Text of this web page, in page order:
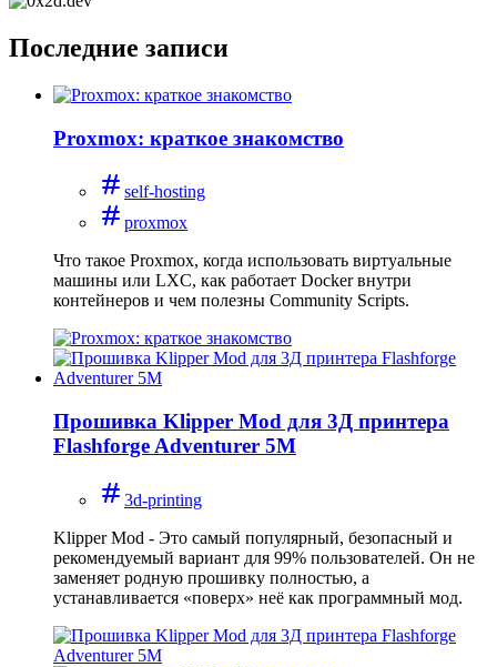
Последние записи
Proxmox: краткое знакомство
self-hosting
proxmox
Что такое Proxmox, когда использовать виртуальные
машины или LXC, как работает Docker внутри
контейнеров и чем полезны Community Scripts.
Прошивка Klipper Mod для 3Д принтера
Flashforge Adventurer 5M
3d-printing
Klipper Mod - Это самый популярный, безопасный и
рекомендуемый вариант для 99% пользователей. Он не
заменяет родную прошивку полностью, а
устанавливается «поверх» неё как программный мод.